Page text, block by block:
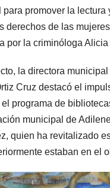
para promover la lectura
derechos de las
por la criminóloga
la directora
Cruz destacó el
programa de
municipal de
quien ha revitalizado
estaban en el